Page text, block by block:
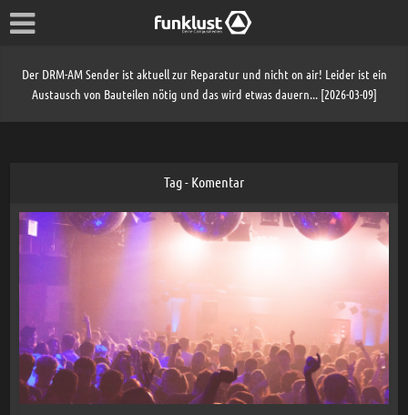
Der DRM-AM Sender ist aktuell zur Reparatur und nicht on air! Leider ist ein
Austausch von Bauteilen nötig und das wird etwas dauern... [2026-03-09]
Tag - Komentar